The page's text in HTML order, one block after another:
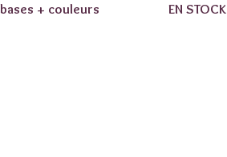
bases + couleurs EN STOCK